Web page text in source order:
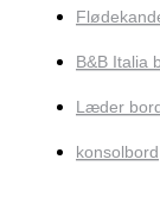
B&B Italia
Læder
konsolbord